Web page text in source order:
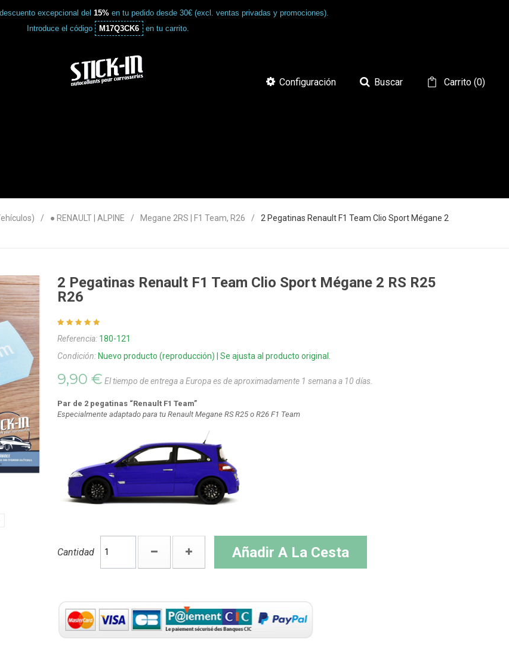
excepcional del 15% en tu pedido desde 30€ (excl. ventas privadas y promociones).
Introduce el código
M17Q3CK6 en tu carrito.
Carrito(0)
Buscar
Configuración
● RENAULT | ALPINE Megane 2RS | F1 Team, R26
2 Pegatinas Renault F1 Team Clio Sport Mégane 2
2 Pegatinas Renault F1 Team Clio Sport Mégane 2 RS R25
R26
Referencia: 180-121
Condición: Nuevo producto (reproducción) | Se ajusta al producto original.
9,90 € El tiempo de entrega a Europa es de aproximadamente 1 semana a 10 días.
Par de 2 pegatinas “Renault F1 Team”
Especialmente adaptado para tu Renault Megane RS R25 o R26 F1 Team
Cantidad Añadir A La Cesta